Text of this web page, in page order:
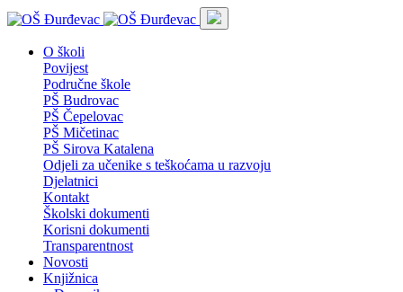
O školi
Povijest
Područne škole
PŠ Budrovac
PŠ Čepelovac
PŠ Mičetinac
PŠ Sirova Katalena
Odjeli za učenike s teškoćama u razvoju
Djelatnici
Kontakt
Školski dokumenti
Korisni dokumenti
Transparentnost
Novosti
Knjižnica